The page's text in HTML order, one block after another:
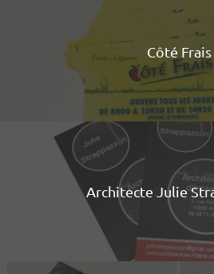
Côté Frais
Architecte Julie